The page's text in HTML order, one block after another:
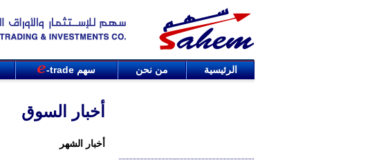
الرئيسية من نحن سهم-trade
أخبار السوق
أخبار الشهر